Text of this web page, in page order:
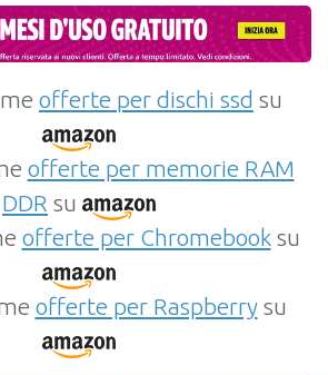
offerte per dischi ssd su
offerte per memorie RAM
DDR su
offerte per Chromebooksu
offerte per Raspberrysu